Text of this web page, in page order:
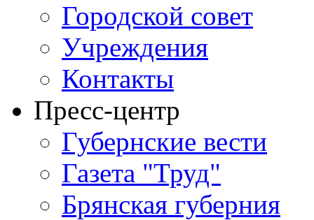
Городской совет
Учреждения
Контакты
Пресс-центр
Губернские вести
Газета "Труд"
Брянская губерния